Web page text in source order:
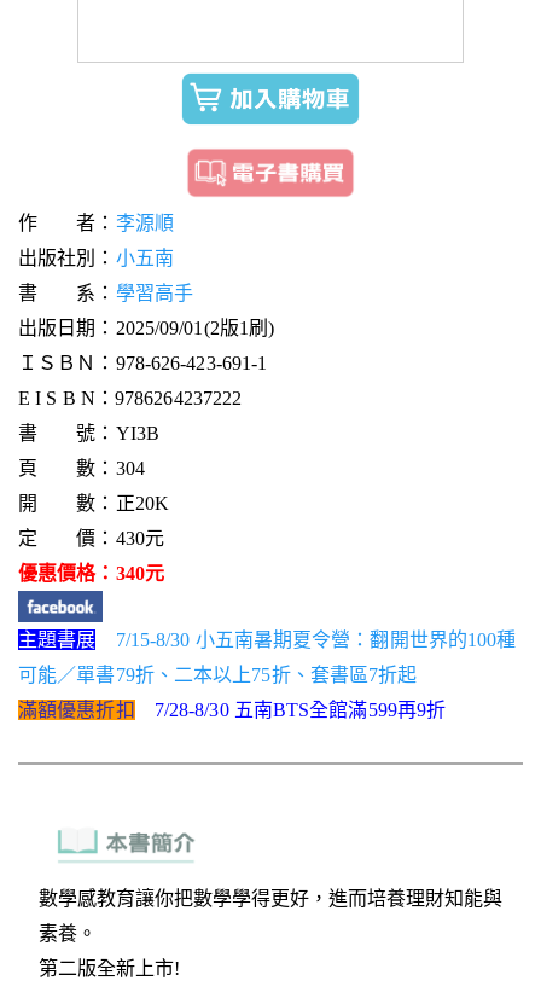
作 者： 李源順
出版社別： 小五南
書 系： 學習高手
出版日期：2025/09/01(2版1刷)
ＩＳＢＮ：978-626-423-691-1
E I S B N：9786264237222
書 號：YI3B
頁 數：304
開 數：正20K
定 價：430元
優惠價格：340元
主題書展
7/15-8/30 小五南暑期夏令營：翻開世界的100種
可能／單書79折、二本以上75折、套書區7折起
滿額優惠折扣
7/28-8/30 五南BTS全館滿599再9折